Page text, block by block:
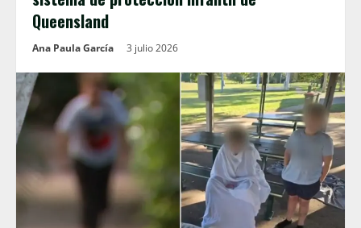
Queensland
Ana Paula García 3 julio 2026